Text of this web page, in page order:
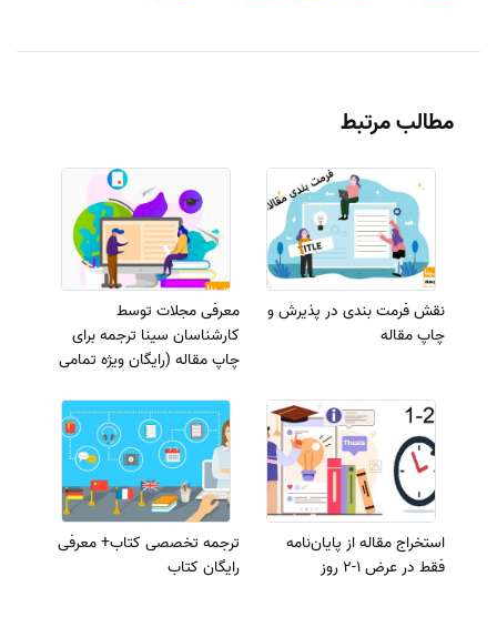
مطالب مرتبط
نقش فرمت بندی در پذیرش و
چاپ مقاله
معرفی مجلات توسط
کارشناسان سینا ترجمه برای
چاپ مقاله (رایگان ویژه تمامی
استخراج مقاله از پایان‌نامه
فقط در عرض 1-2 روز
ترجمه تخصصی کتاب+ معرفی
رایگان کتاب